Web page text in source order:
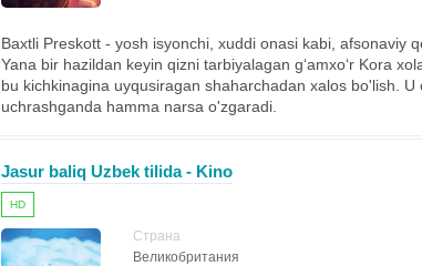
Baxtli Preskott - yosh isyonchi, xuddi onasi kabi, afsonaviy
Yana bir hazildan keyin qizni tarbiyalagan g‘amxo‘r Kora
bu kichkinagina uyqusiragan shaharchadan xalos bo'lish.
uchrashganda hamma narsa o'zgaradi.
Jasur baliq Uzbek tilida - Kino
HD
Страна
Великобритания